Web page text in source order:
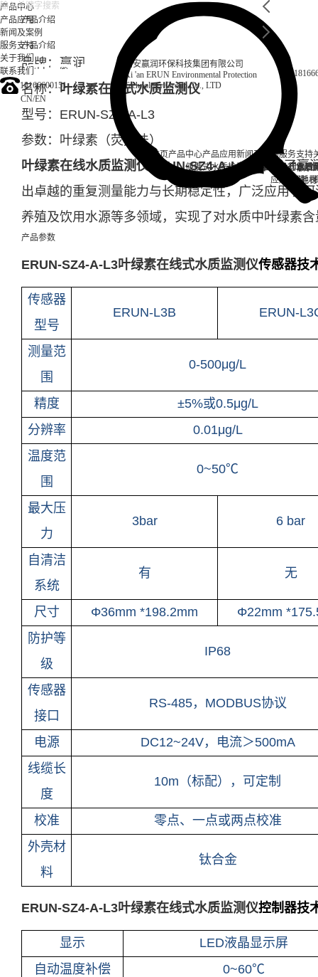
西安赢润环保科技集团有限公司
Xi 'an ERUN Environmental Protection
Technology Group Co., LTD
首页产品中心
便携式水质检测仪
实验室台式水质
试剂耗材
产品应用
循环冷却水饮
地
新闻及案例
企业资讯行业资
应用案例
服务支持
售后
产品中心
产品应用
新闻及案例
服务支持
关于我们
联系我们
18166600151
CN/EN
产品介绍
产品介绍
品牌：赢润
名称：叶绿素在线式水质监测仪
型号：ERUN-SZ4-A-L3
参数：叶绿素（荧光法）
叶绿素在线水质监测仪
ERUN-SZ4-A-L3
，集成了
出卓越的重复测量能力与长期稳定性，广泛应用于
养殖及饮用水源等多领域，实现了对水质中叶绿素
产品参数
ERUN-SZ4-A-L3叶绿素在线式水质监测仪传感器技
传感器
型号
ERUN-L3B ERUN-
测量范
围
0-500μg/L
精度
±5%或0.5μg/L
分辨率
0.01μg/L
温度范
围
0~50℃
最大压
力
3bar 6 bar
自清洁
系统
有 无
尺寸 Φ36mm *198.2mm
Φ22mm
防护等
级
IP68
传感器
接口
RS-485， MODBUS协议
电源 DC12~24V，电流＞500mA
线缆长
度
10m （标配），可定制
校准
零点、一点或两点校准
外壳材
料
钛合金
ERUN-SZ4-A-L3叶绿素在线式水质监测仪控制器技
显示
LED液晶显示屏
自动温度补偿
0~60℃